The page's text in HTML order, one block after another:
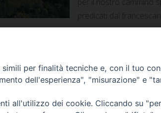
predicati dal
per finalità tecniche e, con il tuo
dell'esperienza", "misurazione" e
all'utilizzo dei cookie. Cliccando su